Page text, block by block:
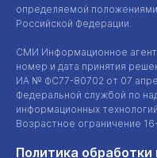
определяемой
Российской Федерации.
СМИ Информационное
номер и дата принятия
ИА № ФС77-80702 от 07
Федеральной службой по
информационных
Возрастное ограничение
Политика